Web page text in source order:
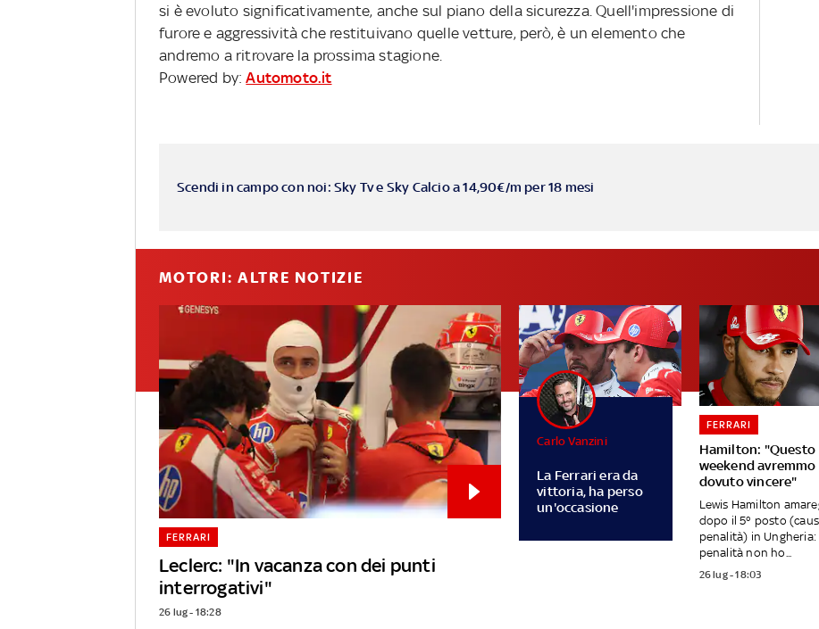
si è evoluto significativamente, anche sul piano della sicurezza. Quell'impressione di
furore e aggressività che restituivano quelle vetture, però, è un elemento che
andremo a ritrovare la prossima stagione.
Powered by:Automoto.it
Scendi in campo con noi: Sky Tv e Sky Calcio a 14,90€/m per 18 mesi
MOTORI: ALTRE NOTIZIE
Leclerc: "In vacanza con dei punti
interrogativi"
FERRARI
26 lug - 18:28
La Ferrari era da
vittoria, ha perso
un'occasione
Carlo Vanzini
Hamilton: "Questo
weekend avremmo
dovuto vincere"
FERRARI
Lewis Hamilton
dopo il 5° posto
penalità) in Ungheria:
penalità non ho...
26 lug - 18:03